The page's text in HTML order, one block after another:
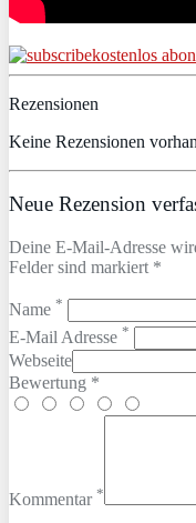
kostenlos
Rezensionen
Keine Rezensionen
Neue Rezension
Deine E-Mail-Adresse
Felder sind markiert *
Name *
E-Mail Adresse *
Webseite
Bewertung *
Kommentar *